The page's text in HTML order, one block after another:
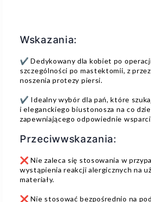
Wskazania:
✔️ Dedykowany dla kobiet po
szczególności po mastektomii, z
noszenia protezy piersi.
✔️ Idealny wybór dla pań, które
i eleganckiego biustonosza na co
zapewniającego odpowiednie
Przeciwwskazania:
❌ Nie zaleca się stosowania w
wystąpienia reakcji alergicznych na
materiały.
❌ Nie stosować bezpośrednio na